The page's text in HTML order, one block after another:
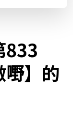
833
嘢】的